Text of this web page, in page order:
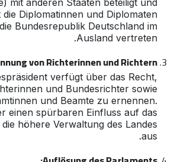
mit anderen Staaten beteiligt und
Diplomatinnen und Diplomaten
Bundesrepublik Deutschland im
Ausland vertreten.
von Richterinnen und Richtern:
verfügt über das Recht,
und Bundesrichter sowie
und Beamte zu ernennen.
einen spürbaren Einfluss auf das
höhere Verwaltung des Landes
aus.